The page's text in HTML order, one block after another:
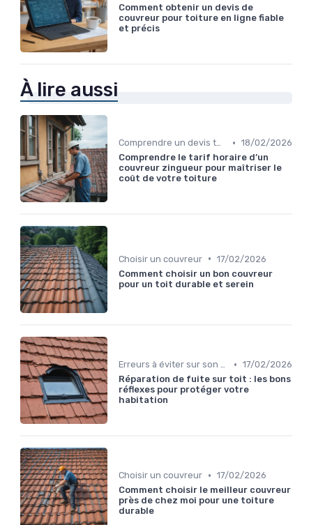
Comment obtenir un devis de
couvreur pour toiture en ligne fiable
et précis
À lire aussi
Comprendre un devis toiture • 18/02/2026
Comprendre le tarif horaire d’un
couvreur zingueur pour maîtriser le
coût de votre toiture
Choisir un couvreur • 17/02/2026
Comment choisir un bon couvreur
pour un toit durable et serein
Erreurs à éviter sur son toit • 17/02/2026
Réparation de fuite sur toit : les bons
réflexes pour protéger votre
habitation
Choisir un couvreur • 17/02/2026
Comment choisir le meilleur couvreur
près de chez moi pour une toiture
durable